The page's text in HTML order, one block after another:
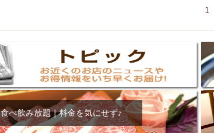
1
食べ飲み放題｜料金を気にせず♪